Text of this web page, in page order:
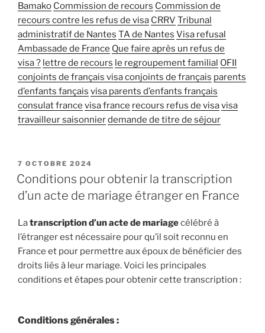
Bamako Commission de recours Commission de
recours contre les refus de visa CRRV Tribunal
administratif de Nantes TA de Nantes Visa refusal
Ambassade de France Que faire après un refus de
visa ? lettre de recours le regroupement familial OFII
conjoints de français visa conjoints de français parents
d’enfants fançais visa parents d’enfants français
consulat france visa france recours refus de visavisa
travailleur saisonnierdemande de titre de séjour
7 OCTOBRE 2024
Conditions pour obtenir la transcription
d’un acte de mariage étranger en France
Latranscription d’un acte de mariagecélébré à
l’étranger est nécessaire pour qu’il soit reconnu en
France et pour permettre aux époux de bénéficier des
droits liés à leur mariage. Voici les principales
conditions et étapes pour obtenir cette transcription :
Conditions générales: